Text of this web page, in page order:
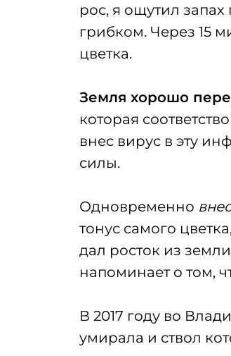
рос, я ощутил
грибком. Через 15
цветка.
Земля хорошо
которая
внес вирус в эту
силы.
Одновременно
тонус самого
дал росток из
напоминает о том,
В 2017 году во
умирала и ствол